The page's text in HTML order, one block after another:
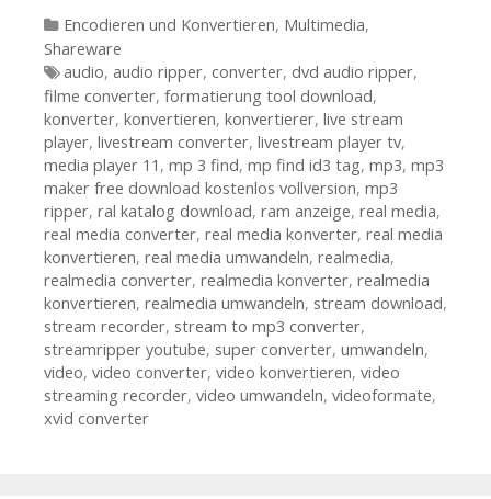
Kategorien
Encodieren und Konvertieren, Multimedia,
Shareware
Tags
audio, audio ripper, converter, dvd audio ripper,
filme converter, formatierung tool download,
konverter, konvertieren, konvertierer, live stream
player, livestream converter, livestream player tv,
media player 11 , mp 3 find, mp find id3 tag, mp3, mp3
maker free download kostenlos vollversion, mp3
ripper, ral katalog download, ram anzeige, real media,
real media converter, real media konverter, real media
konvertieren, real media umwandeln, realmedia,
realmedia converter, realmedia konverter, realmedia
konvertieren, realmedia umwandeln, stream download,
stream recorder, stream to mp3 converter,
streamripper youtube, super converter, umwandeln,
video, video converter, video konvertieren, video
streaming recorder, video umwandeln, videoformate,
xvid converter